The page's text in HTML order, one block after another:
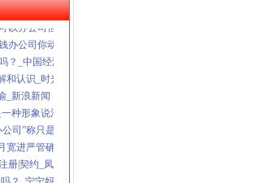
以办公司但如何经营？_网易新闻
办公司你动心了吗?_经济_央
？_中国经济网——国家经济门户
和认识_时光不老-初心不忘_新浪博客
_新浪新闻
种形象说法__新浪博客
司”称只是“形象比喻”_经济_央视网
宽进严管确保系统诚信建设_中国经济网—
册|契约_凤凰财经
？_宁宁妈咪_天涯问答_天涯社区